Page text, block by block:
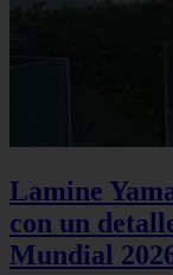
Lamine
con un
Mundial